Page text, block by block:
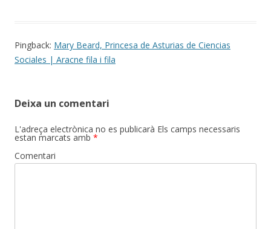
Pingback: Mary Beard, Princesa de Asturias de Ciencias
Sociales | Aracne fila i fila
Deixa un comentari
L'adreça electrònica no es publicarà Els camps necessaris
estan marcats amb *
Comentari